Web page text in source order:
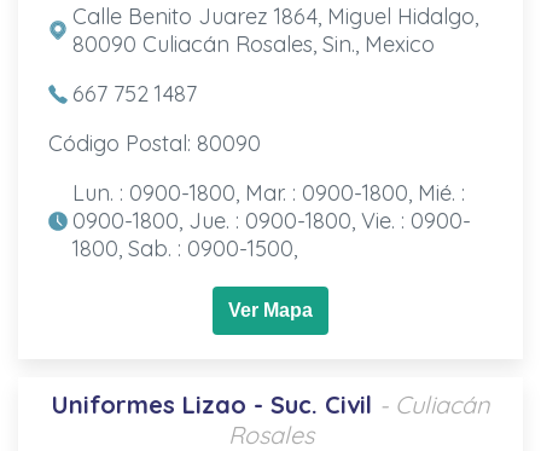
Calle Benito Juarez 1864, Miguel Hidalgo,
80090 Culiacán Rosales, Sin., Mexico
667 752 1487
Código Postal: 80090
Lun. : 0900-1800, Mar. : 0900-1800, Mié. :
0900-1800, Jue. : 0900-1800, Vie. : 0900-
1800, Sab. : 0900-1500,
Ver Mapa
Uniformes Lizao - Suc. Civil - Culiacán
Rosales